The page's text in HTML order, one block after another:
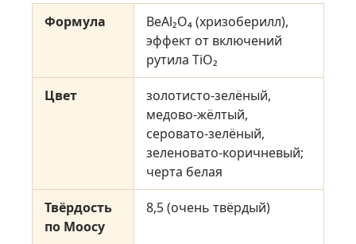
Формула
BeAl₂O₄ (хризоберилл),
эффект от включений
рутила TiO₂
Цвет
золотисто-зелёный,
медово-жёлтый,
серовато-зелёный,
зеленовато-коричневый;
черта белая
Твёрдость
по Моосу
8,5 (очень твёрдый)